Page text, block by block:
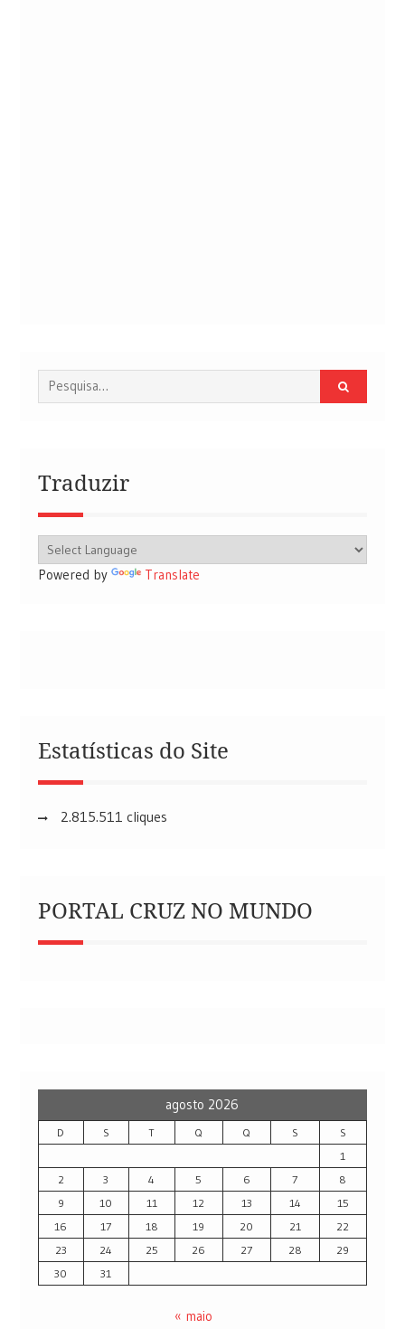
Procurar
por:
Traduzir
Powered by Translate
Estatísticas do Site
2.815.511 cliques
PORTAL CRUZ NO MUNDO
agosto 2026
D S T Q Q S
S
1
2
3 4 5 6 7
8
9
10 11 12 13 14
15
16
17 18 19 20 21
22
23
24 25 26 27 28
29
30
31
« maio